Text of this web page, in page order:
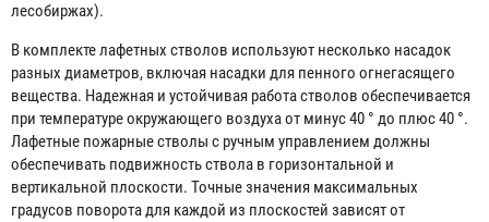
лесобиржах).
В комплекте лафетных стволов используют несколько насадок
разных диаметров, включая насадки для пенного огнегасящего
вещества. Надежная и устойчивая работа стволов обеспечивается
при температуре окружающего воздуха от минус 40 ° до плюс 40 °.
Лафетные пожарные стволы с ручным управлением должны
обеспечивать подвижность ствола в горизонтальной и
вертикальной плоскости. Точные значения максимальных
градусов поворота для каждой из плоскостей зависят от